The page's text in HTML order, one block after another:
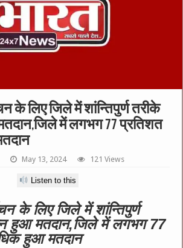
के लिए जिले में शांन्तिपुर्ण तरीके
में लगभग 77 प्रतिशत
May 13, 2024 121 Views
Listen to this
के लिए जिले में शांन्तिपुर्ण
हुआ मतदान,जिले में लगभग 77
हुआ मतदान